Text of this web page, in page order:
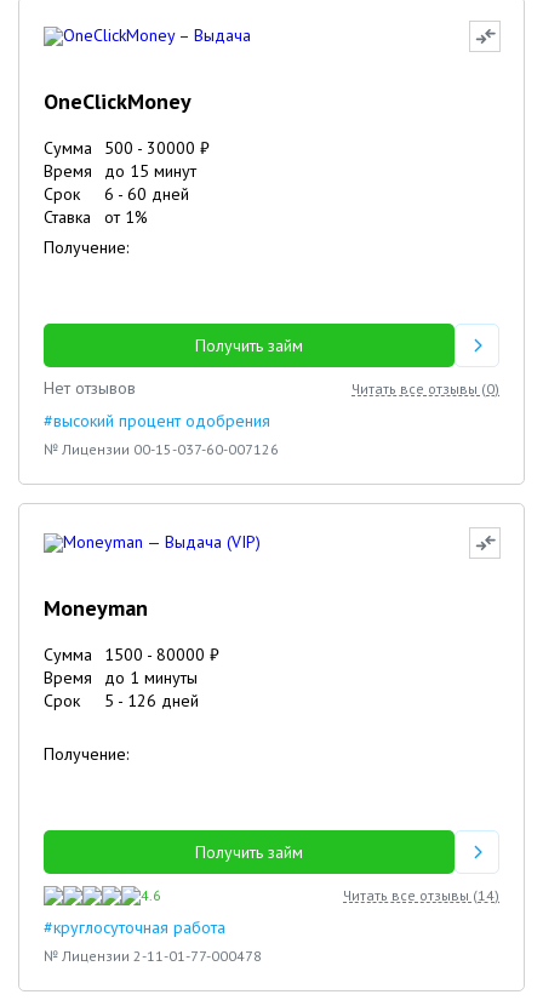
OneClickMoney
Сумма 500 - 30000 ₽
Время
до 15 минут
Срок
6 - 60 дней
Ставка
от 1%
Получение:
Получить займ
Нет отзывов
Читать все отзывы (0)
#высокий процент одобрения
№ Лицензии 00-15-037-60-007126
Moneyman
Сумма 1500 - 80000 ₽
Время
до 1 минуты
Срок
5 - 126 дней
Получение:
Получить займ
4.6 Читать все отзывы (14)
#круглосуточная работа
№ Лицензии 2-11-01-77-000478